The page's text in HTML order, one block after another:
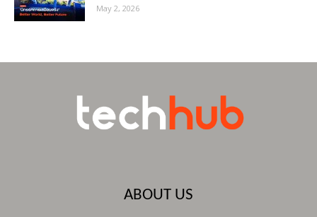
May 2, 2026
ABOUT US